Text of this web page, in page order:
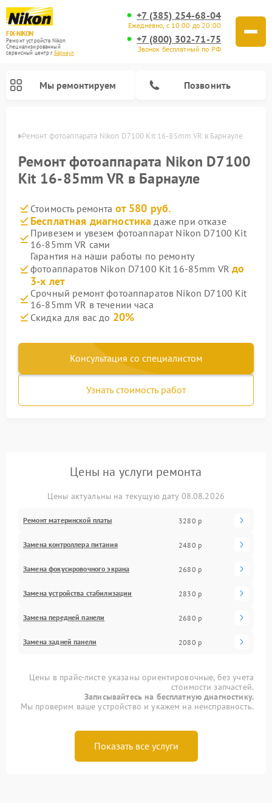
FIX-NIKON
Ремонт устройств Nikon
Специализированный
cервисный центр г.Барнаул
+7 (385) 254-68-04
Ежедневно, с 10:00 до 20:00
+7 (800) 302-71-75
Звонок бесплатный по РФ
Мы ремонтируем Позвонить
Ремонт фотоаппарата Nikon D7100 Kit 16-85mm VR в Барнауле
Ремонт фотоаппарата Nikon D7100
Kit 16-85mm VR в Барнауле
Стоимость ремонта от 580 руб.
Бесплатная диагностика даже при отказе
Привезем и увезем фотоаппарат Nikon D7100 Kit
16-85mm VR сами
Гарантия на наши работы по ремонту
фотоаппаратов Nikon D7100 Kit 16-85mm VRдо
3-х лет
Срочный ремонт фотоаппаратов Nikon D7100 Kit
16-85mm VR в течении часа
Скидка для вас до 20%
Консультация со специалистом
Узнать стоимость работ
Цены на услуги ремонта
Цены актуальны на текущую дату 08.08.2026
Ремонт материнской платы 3280 р
Замена контроллера питания 2480 р
Замена фокусировочного экрана 2680 р
Замена устройства стабилизации 2830 р
Замена передней панели 2680 р
Замена задней панели 2080 р
Цены в прайс-листе указаны ориентировочные, без учета
стоимости запчастей.
Записывайтесь на бесплатную диагностику.
Мы проверим ваше устройство и укажем на неисправность.
Показать все услуги